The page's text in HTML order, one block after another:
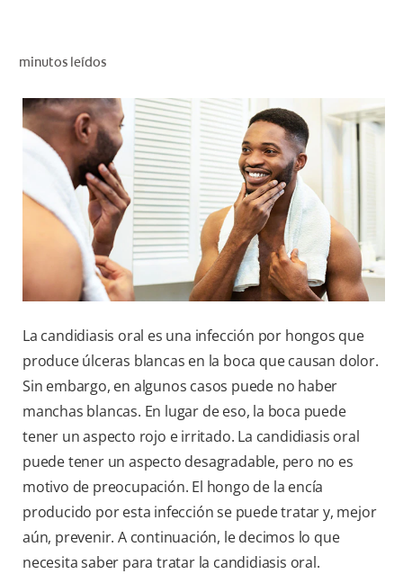
PARA PROFESIONALES
SUSCRÍBETE
minutos leídos
La candidiasis oral es una infección por hongos que
produce úlceras blancas en la boca que causan dolor.
Sin embargo, en algunos casos puede no haber
manchas blancas. En lugar de eso, la boca puede
tener un aspecto rojo e irritado. La candidiasis oral
puede tener un aspecto desagradable, pero no es
motivo de preocupación. El hongo de la encía
producido por esta infección se puede tratar y, mejor
aún, prevenir. A continuación, le decimos lo que
necesita saber para tratar la candidiasis oral.